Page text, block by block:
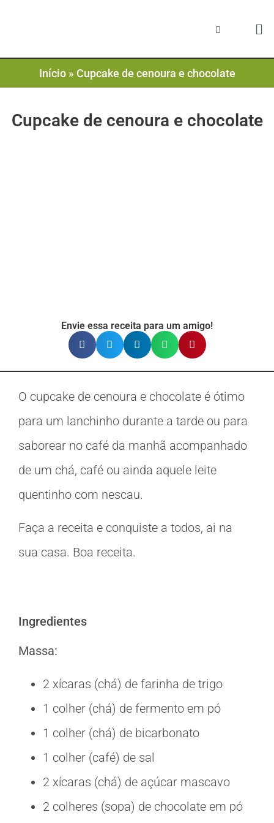
Início» Cupcake de cenoura e chocolate
Cupcake de cenoura e chocolate
Envie essa receita para um amigo!
O cupcake de cenoura e chocolate é ótimo
para um lanchinho durante a tarde ou para
saborear no café da manhã acompanhado
de um chá, café ou ainda aquele leite
quentinho com nescau.
Faça a receita e conquiste a todos, ai na
sua casa. Boa receita.
Ingredientes
Massa:
2 xícaras (chá) de farinha de trigo
1 colher (chá) de fermento em pó
1 colher (chá) de bicarbonato
1 colher (café) de sal
2 xícaras (chá) de açúcar mascavo
2 colheres (sopa) de chocolate em pó